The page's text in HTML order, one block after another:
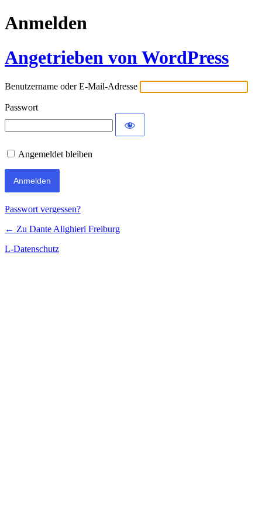
Anmelden
Angetrieben von WordPress
Benutzername oder E-Mail-Adresse
Passwort
Angemeldet bleiben
Passwort vergessen?
← Zu Dante Alighieri Freiburg
L-Datenschutz